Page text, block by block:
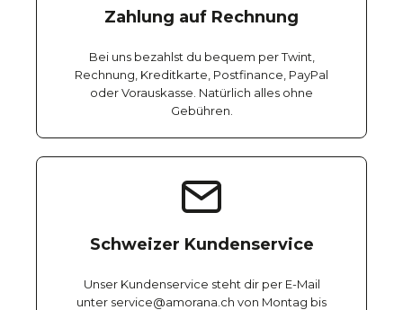
Zahlung auf Rechnung
Bei uns bezahlst du bequem per Twint,
Rechnung, Kreditkarte, Postfinance, PayPal
oder Vorauskasse. Natürlich alles ohne
Gebühren.
Schweizer Kundenservice
Unser Kundenservice steht dir per E-Mail
unter service@amorana.ch von Montag bis